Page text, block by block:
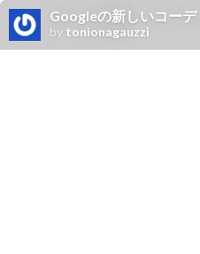
Googleの新しいコー
by tonionagauzzi